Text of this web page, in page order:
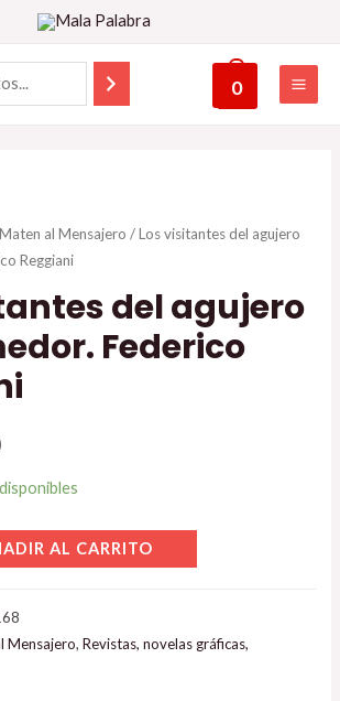
0
Maten al Mensajero / Los visitantes del agujero
Reggiani
del agujero
Federico
AL CARRITO
Mensajero,Revistas, novelas gráficas,